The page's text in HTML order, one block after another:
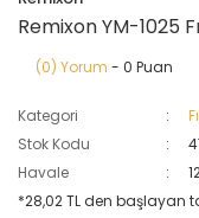
Remixon YM-1025
(0) Yorum - 0 Puan
Kategori
Stok Kodu
Havale
*28,02 TL den başlayan